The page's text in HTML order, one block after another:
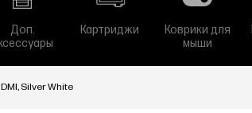
Доп.
Картриджи
Коврики для
мыши
Silver White